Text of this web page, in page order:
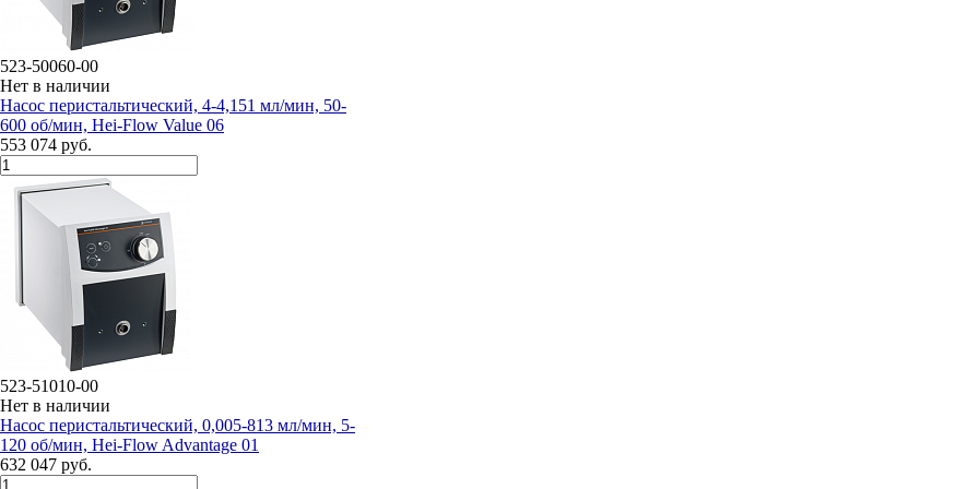
523-50060-00
Нет в наличии
Насос перистальтический, 4-4,151 мл/мин, 50-
600 об/мин, Hei-Flow Value 06
553 074 руб.
523-51010-00
Нет в наличии
Насос перистальтический, 0,005-813 мл/мин, 5-
120 об/мин, Hei-Flow Advantage 01
632 047 руб.